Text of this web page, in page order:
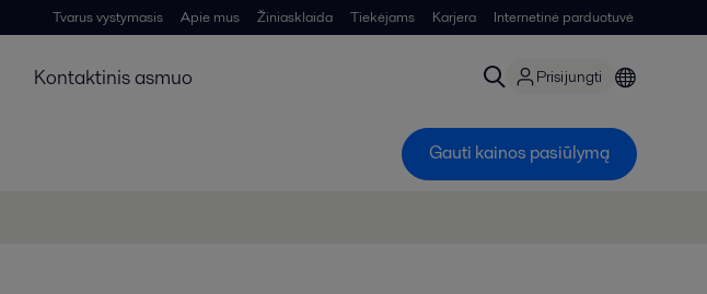
Tvarus vystymasis Apie mus Žiniasklaida Tiekėjams Karjera Internetinė parduotuvė
Kontaktinis asmuo Prisijungti
Gauti kainos pasiūlymą